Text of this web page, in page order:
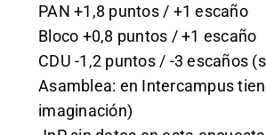
PAN +1,8 puntos / +1 escaño
Bloco +0,8 puntos / +1 escaño
CDU -1,2 puntos / -3 escaños
Asamblea: en Intercampus
imaginación)